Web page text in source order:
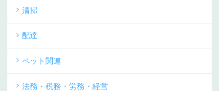
清掃
配達
ペット関連
法務・税務・労務・経営